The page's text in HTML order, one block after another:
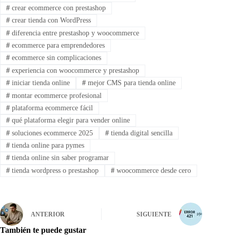
#crear ecommerce con prestashop
#crear tienda con WordPress
#diferencia entre prestashop y woocommerce
#ecommerce para emprendedores
#ecommerce sin complicaciones
#experiencia con woocommerce y prestashop
#iniciar tienda online #mejor CMS para tienda online
#montar ecommerce profesional
#plataforma ecommerce fácil
#qué plataforma elegir para vender online
#soluciones ecommerce 2025 #tienda digital sencilla
#tienda online para pymes
#tienda online sin saber programar
#tienda wordpress o prestashop #woocommerce desde cero
ANTERIOR SIGUIENTE
También te puede gustar